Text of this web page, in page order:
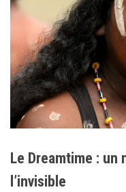
Le Dreamtime :
l’invisible